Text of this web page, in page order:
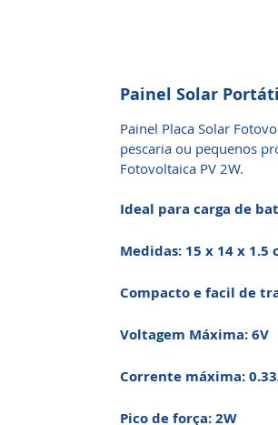
Painel Solar
Painel Placa Solar
pescaria ou pequenos
Fotovoltaica PV 2W.
Ideal para carga de
Medidas: 15 x 14 x 1.5
Compacto e facil de
Voltagem Máxima: 6V
Corrente máxima:
Pico de força: 2W